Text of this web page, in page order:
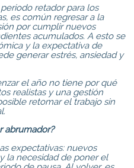
retador para los
es común regresar a la
por cumplir nuevos
acumulados. A esto se
y la expectativa de
generar estrés, ansiedad y
el año no tiene por qué
realistas y una gestión
retomar el trabajo sin
abrumador?
expectativas: nuevos
la necesidad de poner el